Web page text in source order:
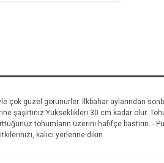
çok güzel görünürler. İlkbahar aylarından
30 cm kadar olur.
tohumların üzerini hafifçe bastırın. -
kalıcı yerlerine dikin.